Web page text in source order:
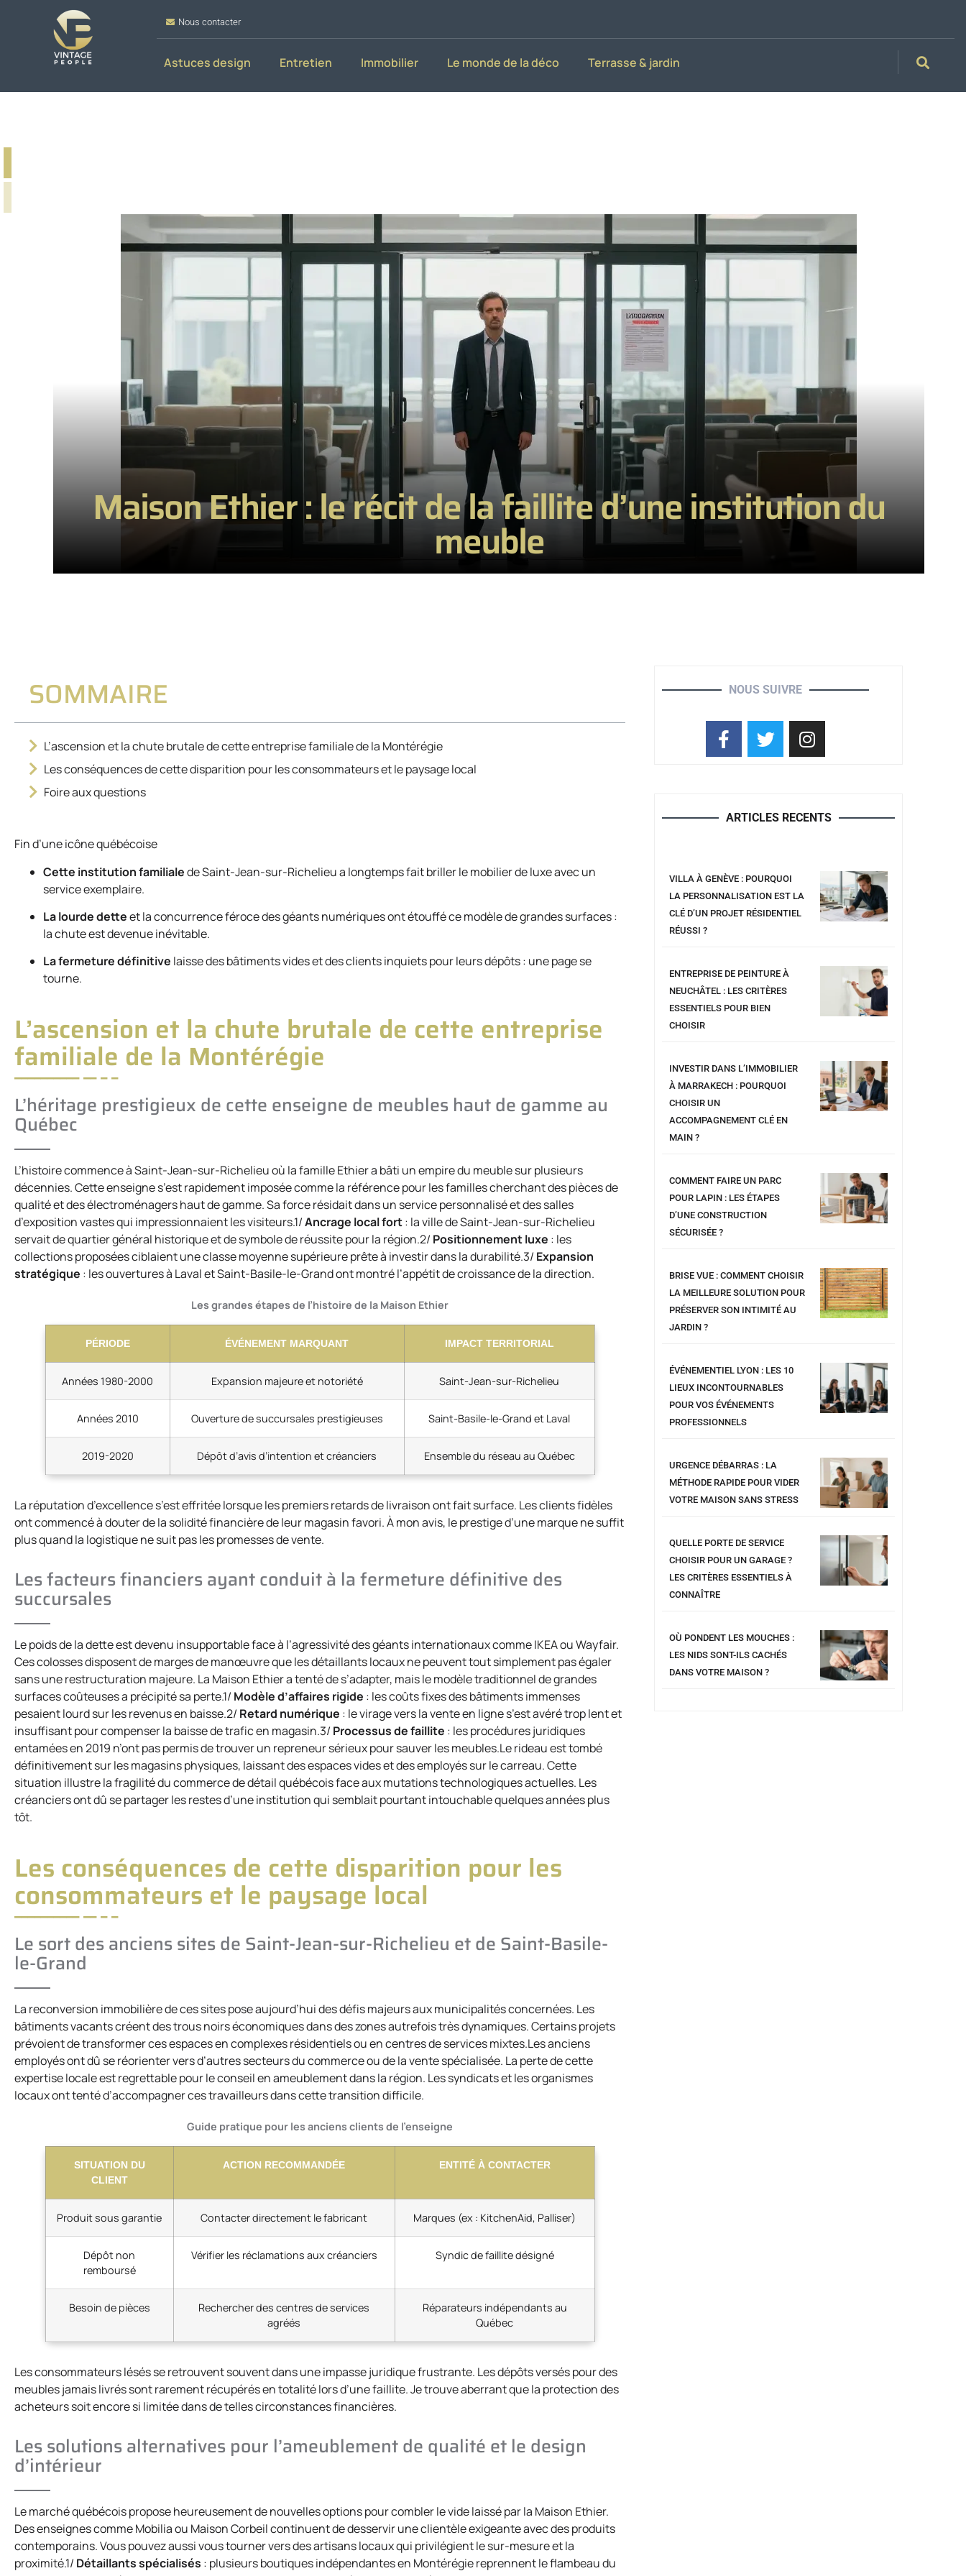
Nous contacter
Astuces design Entretien Immobilier Le monde de la déco Terrasse & jardin
Maison Ethier : le récit de la faillite d’une institution du
meuble
SOMMAIRE
L’ascension et la chute brutale de cette entreprise familiale de la Montérégie
Les conséquences de cette disparition pour les consommateurs et le paysage local
Foire aux questions
Fin d’une icône québécoise
Cette institution familialede Saint-Jean-sur-Richelieu a longtemps fait briller le mobilier de luxe avec un
service exemplaire.
La lourde detteet la concurrence féroce des géants numériques ont étouffé ce modèle de grandes surfaces :
la chute est devenue inévitable.
La fermeture définitive laisse des bâtiments vides et des clients inquiets pour leurs dépôts : une page se
tourne.
L’ascension et la chute brutale de cette entreprise
familiale de la Montérégie
L’héritage prestigieux de cette enseigne de meubles haut de gamme au
Québec
L’histoire commence à Saint-Jean-sur-Richelieu où la famille Ethier a bâti un empire du meuble sur plusieurs
décennies. Cette enseigne s’est rapidement imposée comme la référence pour les familles cherchant des pièces de
qualité et des électroménagers haut de gamme. Sa force résidait dans un service personnalisé et des salles
d’exposition vastes qui impressionnaient les visiteurs.1/Ancrage local fort: la ville de Saint-Jean-sur-Richelieu
servait de quartier général historique et de symbole de réussite pour la région.2/ Positionnement luxe : les
collections proposées ciblaient une classe moyenne supérieure prête à investir dans la durabilité.3/ Expansion
stratégique : les ouvertures à Laval et Saint-Basile-le-Grand ont montré l’appétit de croissance de la direction.
Les grandes étapes de l’histoire de la Maison Ethier
PÉRIODE ÉVÉNEMENT MARQUANT IMPACT TERRITORIAL
Années 1980-2000 Expansion majeure et notoriété Saint-Jean-sur-Richelieu
Années 2010 Ouverture de succursales prestigieuses Saint-Basile-le-Grand et Laval
2019-2020 Dépôt d’avis d’intention et créanciers Ensemble du réseau au Québec
La réputation d’excellence s’est effritée lorsque les premiers retards de livraison ont fait surface. Les clients fidèles
ont commencé à douter de la solidité financière de leur magasin favori. À mon avis, le prestige d’une marque ne suffit
plus quand la logistique ne suit pas les promesses de vente.
Les facteurs financiers ayant conduit à la fermeture définitive des
succursales
Le poids de la dette est devenu insupportable face à l’agressivité des géants internationaux comme IKEA ou Wayfair.
Ces colosses disposent de marges de manœuvre que les détaillants locaux ne peuvent tout simplement pas égaler
sans une restructuration majeure. La Maison Ethier a tenté de s’adapter, mais le modèle traditionnel de grandes
surfaces coûteuses a précipité sa perte.1/ Modèle d’affaires rigide : les coûts fixes des bâtiments immenses
pesaient lourd sur les revenus en baisse.2/ Retard numérique : le virage vers la vente en ligne s’est avéré trop lent et
insuffisant pour compenser la baisse de trafic en magasin.3/ Processus de faillite : les procédures juridiques
entamées en 2019 n’ont pas permis de trouver un repreneur sérieux pour sauver les meubles.Le rideau est tombé
définitivement sur les magasins physiques, laissant des espaces vides et des employés sur le carreau. Cette
situation illustre la fragilité du commerce de détail québécois face aux mutations technologiques actuelles. Les
créanciers ont dû se partager les restes d’une institution qui semblait pourtant intouchable quelques années plus
tôt.
Les conséquences de cette disparition pour les
consommateurs et le paysage local
Le sort des anciens sites de Saint-Jean-sur-Richelieu et de Saint-Basile-
le-Grand
La reconversion immobilière de ces sites pose aujourd’hui des défis majeurs aux municipalités concernées. Les
bâtiments vacants créent des trous noirs économiques dans des zones autrefois très dynamiques. Certains projets
prévoient de transformer ces espaces en complexes résidentiels ou en centres de services mixtes.Les anciens
employés ont dû se réorienter vers d’autres secteurs du commerce ou de la vente spécialisée. La perte de cette
expertise locale est regrettable pour le conseil en ameublement dans la région. Les syndicats et les organismes
locaux ont tenté d’accompagner ces travailleurs dans cette transition difficile.
Guide pratique pour les anciens clients de l’enseigne
SITUATION DU
CLIENT
ACTION RECOMMANDÉE ENTITÉ À CONTACTER
Produit sous garantie Contacter directement le fabricant Marques (ex : KitchenAid, Palliser)
Dépôt non
remboursé
Vérifier les réclamations aux créanciers Syndic de faillite désigné
Besoin de pièces
Rechercher des centres de services
agréés
Réparateurs indépendants au
Québec
Les consommateurs lésés se retrouvent souvent dans une impasse juridique frustrante. Les dépôts versés pour des
meubles jamais livrés sont rarement récupérés en totalité lors d’une faillite. Je trouve aberrant que la protection des
acheteurs soit encore si limitée dans de telles circonstances financières.
Les solutions alternatives pour l’ameublement de qualité et le design
d’intérieur
Le marché québécois propose heureusement de nouvelles options pour combler le vide laissé par la Maison Ethier.
Des enseignes comme Mobilia ou Maison Corbeil continuent de desservir une clientèle exigeante avec des produits
contemporains. Vous pouvez aussi vous tourner vers des artisans locaux qui privilégient le sur-mesure et la
proximité.1/ Détaillants spécialisés : plusieurs boutiques indépendantes en Montérégie reprennent le flambeau du
NOUS SUIVRE
ARTICLES RECENTS
VILLA À GENÈVE : POURQUOI
LA PERSONNALISATION EST LA
CLÉ D’UN PROJET RÉSIDENTIEL
RÉUSSI ?
ENTREPRISE DE PEINTURE À
NEUCHÂTEL : LES CRITÈRES
ESSENTIELS POUR BIEN
CHOISIR
INVESTIR DANS L’IMMOBILIER
À MARRAKECH : POURQUOI
CHOISIR UN
ACCOMPAGNEMENT CLÉ EN
MAIN ?
COMMENT FAIRE UN PARC
POUR LAPIN : LES ÉTAPES
D’UNE CONSTRUCTION
SÉCURISÉE ?
BRISE VUE : COMMENT CHOISIR
LA MEILLEURE SOLUTION POUR
PRÉSERVER SON INTIMITÉ AU
JARDIN ?
ÉVÉNEMENTIEL LYON : LES 10
LIEUX INCONTOURNABLES
POUR VOS ÉVÉNEMENTS
PROFESSIONNELS
URGENCE DÉBARRAS : LA
MÉTHODE RAPIDE POUR VIDER
VOTRE MAISON SANS STRESS
QUELLE PORTE DE SERVICE
CHOISIR POUR UN GARAGE ?
LES CRITÈRES ESSENTIELS À
CONNAÎTRE
OÙ PONDENT LES MOUCHES :
LES NIDS SONT-ILS CACHÉS
DANS VOTRE MAISON ?